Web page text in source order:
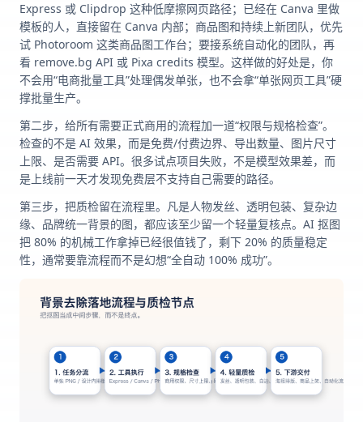
Express 或 Clipdrop 这种低摩擦网页路径；已经在 Canva 里做
模板的人，直接留在 Canva 内部；商品图和持续上新团队，优先
试 Photoroom 这类商品图工作台；要接系统自动化的团队，再
看 remove.bg API 或 Pixa credits 模型。这样做的好处是，你
不会用“电商批量工具”处理偶发单张，也不会拿“单张网页工具”硬
撑批量生产。
第二步，给所有需要正式商用的流程加一道“权限与规格检查”。
检查的不是 AI 效果，而是免费/付费边界、导出数量、图片尺寸
上限、是否需要 API。很多试点项目失败，不是模型效果差，而
是上线前一天才发现免费层不支持自己需要的路径。
第三步，把质检留在流程里。凡是人物发丝、透明包装、复杂边
缘、品牌统一背景的图，都应该至少留一个轻量复核点。AI 抠图
把 80% 的机械工作拿掉已经很值钱了，剩下 20% 的质量稳定
性，通常要靠流程而不是幻想“全自动 100% 成功”。